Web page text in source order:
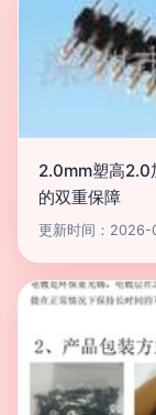
2.0mm塑高2.0
的双重保障
更新时间：